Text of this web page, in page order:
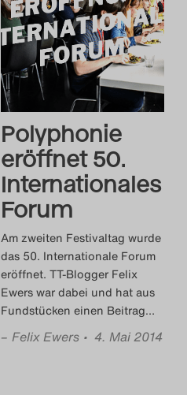
Polyphonie
eröffnet 50.
Internationales
Forum
Am zweiten Festivaltag wurde
das 50. Internationale Forum
eröffnet. TT-Blogger Felix
Ewers war dabei und hat aus
Fundstücken einen Beitrag…
– Felix Ewers • 4. Mai 2014